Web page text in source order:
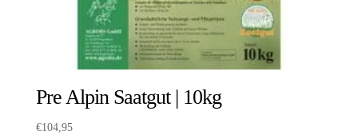
Pre Alpin Saatgut | 10kg
€104,95